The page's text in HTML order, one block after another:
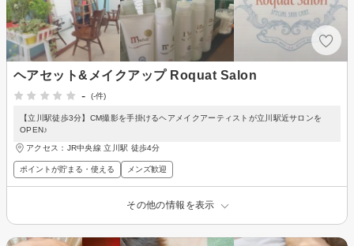
ヘアセット&メイクアップ Roquat Salon
-
(-件)
【立川駅徒歩3分】CM撮影を手掛けるヘアメイクアーティストが立川駅近サロンを
OPEN♪
アクセス：JR中央線 立川駅 徒歩4分
ポイントが貯まる・使える メンズ歓迎
その他の情報を表示